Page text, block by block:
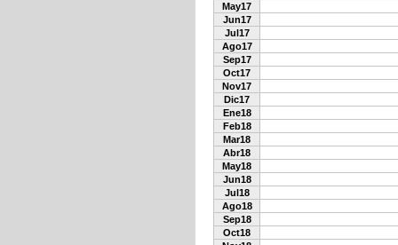
May17
Jun17
Jul17
Ago17
Sep17
Oct17
Nov17
Dic17
Ene18
Feb18
Mar18
Abr18
May18
Jun18
Jul18
Ago18
Sep18
Oct18